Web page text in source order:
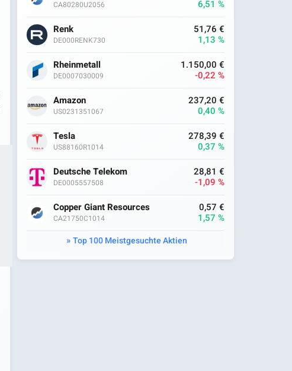
CA80280U2056
6,51 %
Renk
DE000RENK730
51,76 €
1,13 %
Rheinmetall
DE0007030009
1.150,00 €
-0,22 %
Amazon
US0231351067
237,20 €
0,40 %
Tesla
US88160R1014
278,39 €
0,37 %
Deutsche Telekom
DE0005557508
28,81 €
-1,09 %
Copper Giant Resources
CA21750C1014
0,57 €
1,57 %
Top 100 Meistgesuchte Aktien